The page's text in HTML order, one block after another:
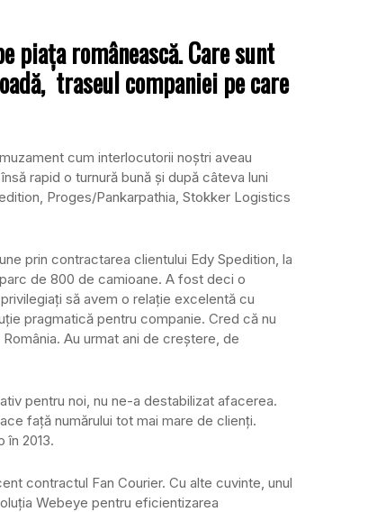
piaţa românească. Care sunt
traseul companiei pe care
cum interlocutorii noştri aveau
rapid o turnură bună şi după câteva luni
Proges/Pankarpathia, Stokker Logistics
prin contractarea clientului Edy Spedition, la
de 800 de camioane. A fost deci o
să avem o relaţie excelentă cu
pragmatică pentru companie. Cred că nu
Au urmat ani de creştere, de
pentru noi, nu ne-a destabilizat afacerea.
faţă numărului tot mai mare de clienţi.
în 2013.
contractul Fan Courier. Cu alte cuvinte, unul
Webeye pentru eficientizarea